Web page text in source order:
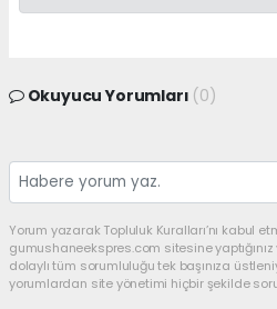
Okuyucu Yorumları (0)
Yorum yazarak Topluluk Kuralları’nı kabul
gumushaneekspres.com sitesine
dolaylı tüm sorumluluğu tek başınıza
yorumlardan site yönetimi hiçbir şekilde